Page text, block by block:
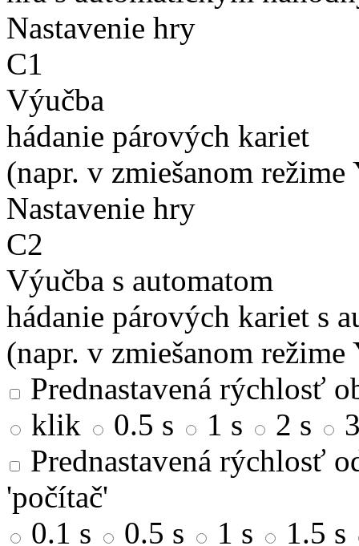
Nastavenie hry
C1
Výučba
hádanie párových kariet
(napr. v zmiešanom režime
Nastavenie hry
C2
Výučba s automatom
hádanie párových kariet s
(napr. v zmiešanom režime
Prednastavená rýchlosť
klik
0.5 s 1 s 2 s
Prednastavená rýchlosť
'počítač'
0.1 s
0.5 s 1 s
1.5 s